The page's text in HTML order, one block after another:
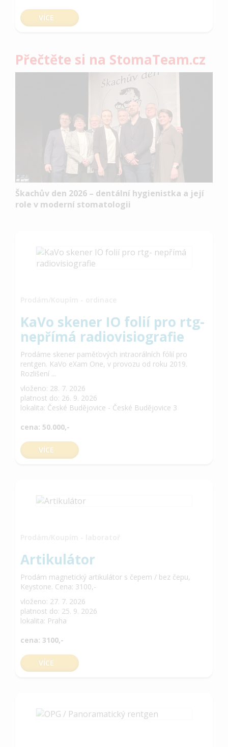
VÍCE
Přečtěte si na StomaTeam.cz
Škachův den 2026 – dentální hygienistka a její
role v moderní stomatologii
KaVo skener IO folií pro rtg-
nepřímá radiovisiografie
Prodáme skener paměťových intraorálních fólií pro
rentgen. KaVo eXam One, v provozu od roku 2019.
Rozlišení ...
vloženo: 28. 7. 2026
platnost do: 26. 9. 2026
lokalita: České Budějovice - České Budějovice 3
cena: 50.000,-
VÍCE
Artikulátor
Prodám magnetický artikulátor s čepem / bez čepu,
Keystone. Cena: 3100,-
vloženo: 27. 7. 2026
platnost do: 25. 9. 2026
lokalita: Praha
cena: 3100,-
VÍCE